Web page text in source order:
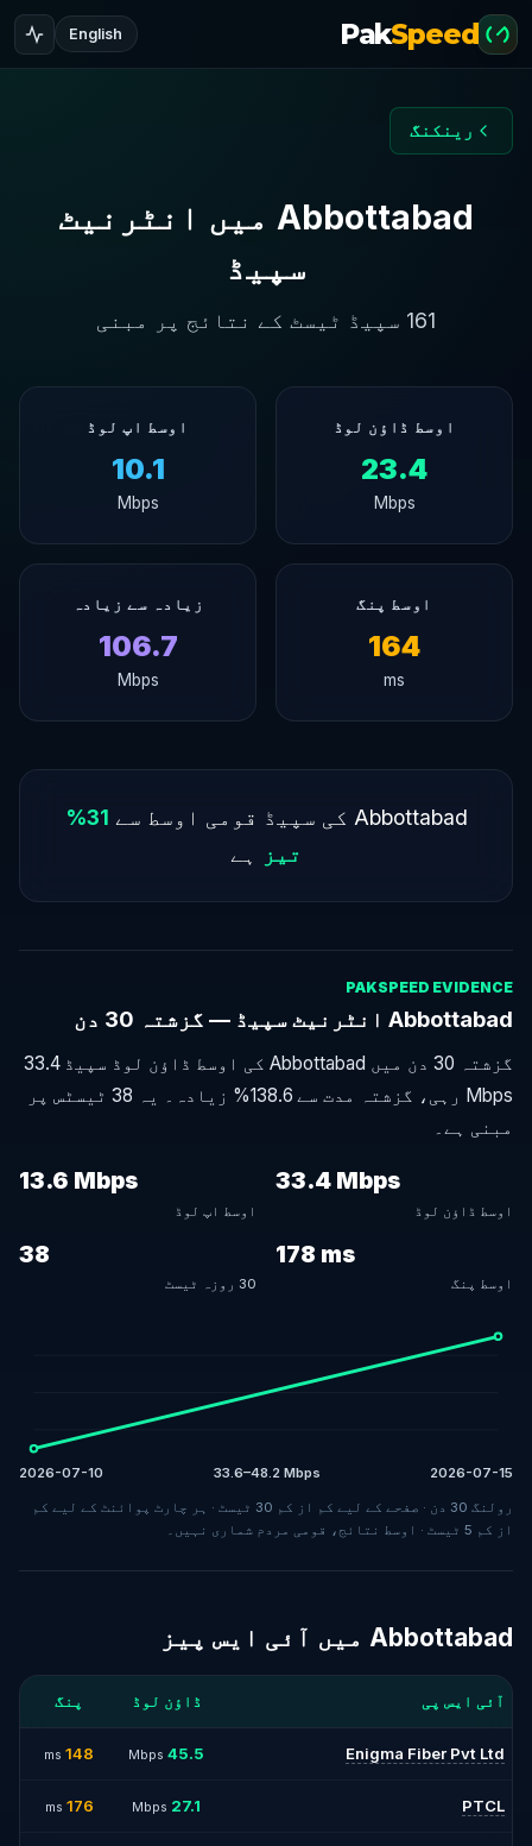
PakSpeed
English
رینکنگ
Abbottabad میں انٹرنیٹ
سپیڈ
161 سپیڈ ٹیسٹ کے نتائج پر مبنی
اوسط ڈاؤن لوڈ
23.4
Mbps
اوسط اپ لوڈ
10.1
Mbps
اوسط پنگ
164
ms
زیادہ سے زیادہ
106.7
Mbps
Abbottabad کی سپیڈ قومی اوسط سے
31%
تیز
ہے
PAKSPEED EVIDENCE
Abbottabad انٹرنیٹ سپیڈ — گزشتہ 30 دن
گزشتہ 30 دن میں Abbottabad کی اوسط ڈاؤن لوڈ سپیڈ 33.4
Mbps رہی، گزشتہ مدت سے 138.6% زیادہ۔ یہ 38 ٹیسٹس پر
مبنی ہے۔
33.4 Mbps
اوسط ڈاؤن لوڈ
13.6 Mbps
اوسط اپ لوڈ
178 ms
اوسط پنگ
38
30 روزہ ٹیسٹ
2026-07-10 33.6–48.2 Mbps 2026-07-15
رولنگ 30 دن · صفحے کے لیے کم از کم 30 ٹیسٹ · ہر چارٹ پوائنٹ کے لیے کم
از کم 5 ٹیسٹ · اوسط نتائج، قومی مردم شماری نہیں۔
Abbottabad میں آئی ایس پیز
آئی ایس پی ڈاؤن لوڈ پنگ
Enigma Fiber Pvt Ltd
45.5
Mbps
148
ms
PTCL
27.1
Mbps
176
ms